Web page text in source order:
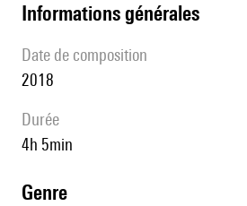
informations générales
date de composition
2018
durée
4h 5min
genre